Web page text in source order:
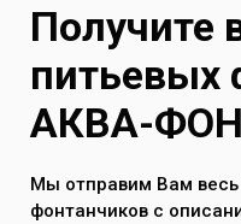
Получите
питьевых
АКВА-ФОН
Мы отправим Вам весь
фонтанчиков с